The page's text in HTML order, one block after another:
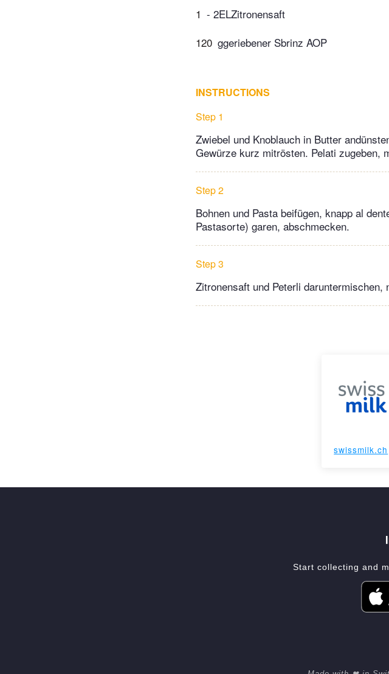
1 - 2ELZitronensaft
120 ggeriebener Sbrinz AOP
INSTRUCTIONS
Step 1
Zwiebel und Knoblauch in Butter
Gewürze kurz mitrösten. Pelati zugeben,
Step 2
Bohnen und Pasta beifügen, knapp al
Pastasorte) garen, abschmecken.
Step 3
Zitronensaft und Peterli
swissmilk.ch
Start collecting and